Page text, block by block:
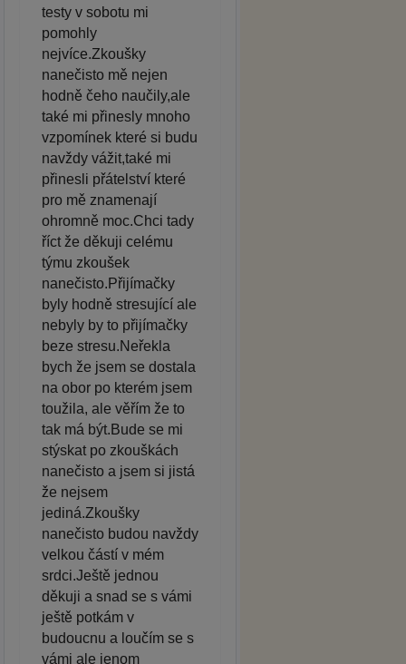
testy v sobotu mi
pomohly
nejvíce.Zkoušky
nanečisto mě nejen
hodně čeho naučily,ale
také mi přinesly mnoho
vzpomínek které si budu
navždy vážit,také mi
přinesli přátelství které
pro mě znamenají
ohromně moc.Chci tady
říct že děkuji celému
týmu zkoušek
nanečisto.Přijímačky
byly hodně stresující ale
nebyly by to přijímačky
beze stresu.Neřekla
bych že jsem se dostala
na obor po kterém jsem
toužila, ale věřím že to
tak má být.Bude se mi
stýskat po zkouškách
nanečisto a jsem si jistá
že nejsem
jediná.Zkoušky
nanečisto budou navždy
velkou částí v mém
srdci.Ještě jednou
děkuji a snad se s vámi
ještě potkám v
budoucnu a loučím se s
vámi ale jenom